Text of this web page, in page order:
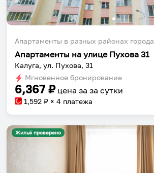
Апартаменты в разных районах города
Апартаменты на улице Пухова 31
Калуга, ул. Пухова, 31
Мгновенное бронирование
6,367 ₽ цена за за сутки
1,592 ₽ × 4 платежа
Жильё проверено